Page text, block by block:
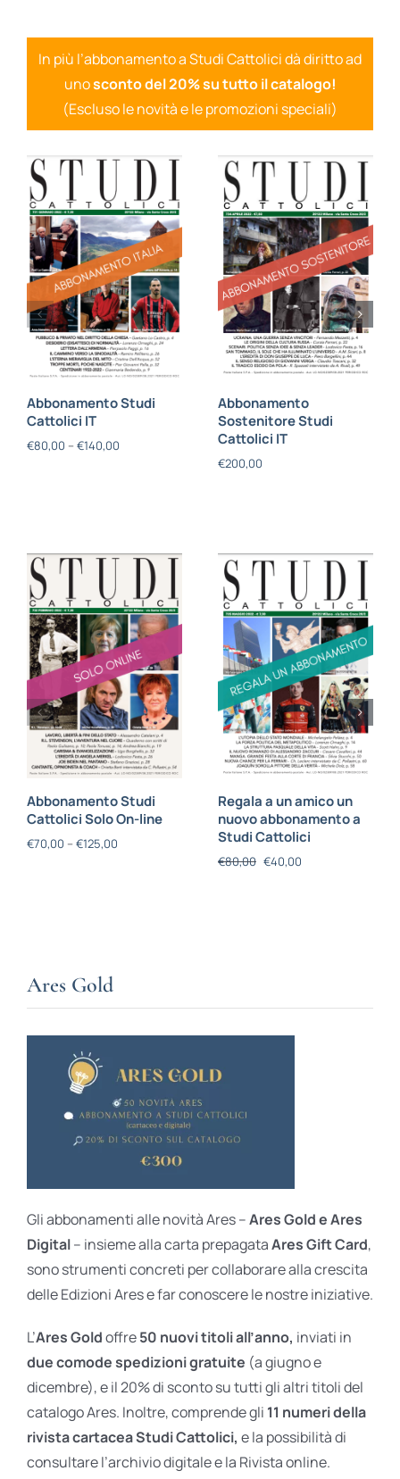
In più l’abbonamento a Studi Cattolici dà diritto ad
unosconto del 20% su tutto il catalogo!
(Escluso le novità e le promozioni speciali)
Abbonamento Studi
Cattolici IT
€80,00 – €140,00
Abbonamento
Sostenitore Studi
Cattolici IT
€200,00
Abbonamento Studi
Cattolici Solo On-line
€70,00 – €125,00
Regala a un amico un
nuovo abbonamento a
Studi Cattolici
€80,00 €40,00
Ares Gold
Gli abbonamenti alle novità Ares –Ares Gold e Ares
Digital– insieme alla carta prepagataAres Gift Card,
sono strumenti concreti per collaborare alla crescita
delle Edizioni Ares e far conoscere le nostre iniziative.
L’Ares Goldoffre50 nuovi titoli all’anno, inviati in
due comode spedizioni gratuite (a giugno e
dicembre), e il 20% di sconto su tutti gli altri titoli del
catalogo Ares. Inoltre, comprende gli 11 numeri della
rivista cartacea Studi Cattolici, e la possibilità di
consultare l’archivio digitale e la Rivista online.